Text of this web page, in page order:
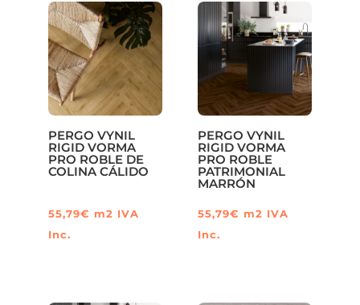
PERGO VYNIL
RIGID VORMA
PRO ROBLE DE
COLINA CÁLIDO
55,79€ m2 IVA
Inc.
PERGO VYNIL
RIGID VORMA
PRO ROBLE
PATRIMONIAL
MARRÓN
55,79€ m2 IVA
Inc.